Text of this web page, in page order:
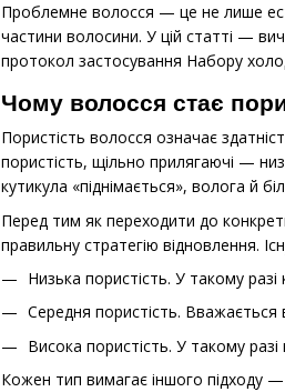
Проблемне волосся — це не лише
частини волосини. У цій статті —
протокол застосування Набору
Чому волосся стає
Пористість волосся означає
пористість, щільно прилягаючі —
кутикула «піднімається», волога й
Перед тим як переходити до
правильну стратегію відновлення.
Низька пористість. У такому
Середня пористість.
Висока пористість. У такому
Кожен тип вимагає іншого підходу